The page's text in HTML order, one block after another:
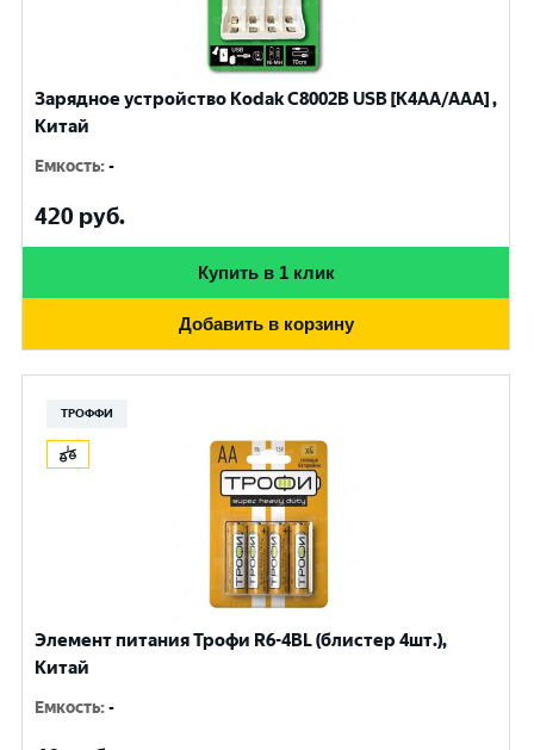
Зарядное устройство Kodak С8002B USB [K4AA/AAA] ,
Китай
Емкость:-
420 руб.
Купить в 1 клик
Добавить в корзину
ТРОФФИ
Элемент питания Трофи R6-4BL (блистер 4шт.),
Китай
Емкость:-